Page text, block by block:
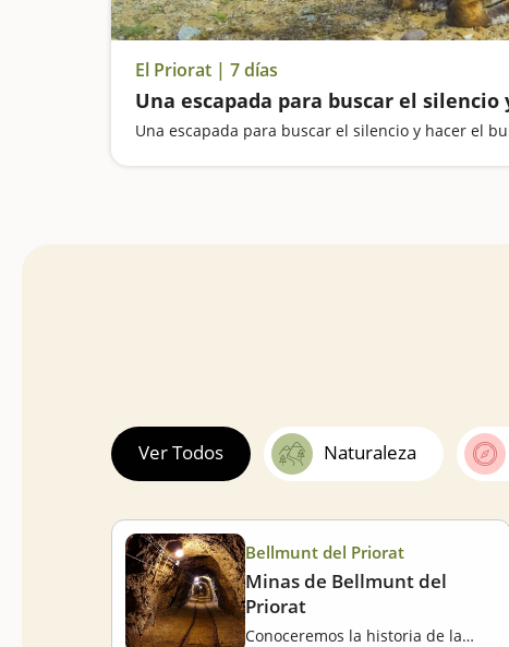
El Priorat | 7 días
Una escapada para buscar el
Una escapada para buscar el silencio y hacer el
Ver Todos Naturaleza
Bellmunt del Priorat
Minas de Bellmunt del
Priorat
Conoceremos la historia de la minería de plomo en la comarca